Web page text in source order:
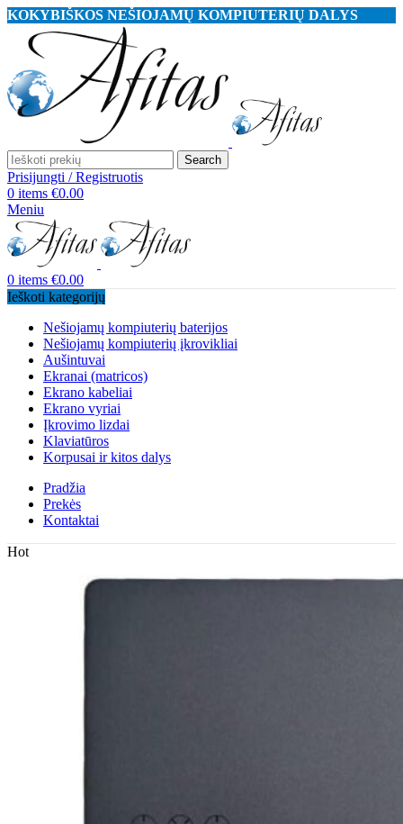
KOKYBIŠKOS NEŠIOJAMŲ KOMPIUTERIŲ DALYS
Search
Prisijungti / Registruotis
0 items €0.00
Meniu
0 items €0.00
Ieškoti kategorijų
Nešiojamų kompiuterių baterijos
Nešiojamų kompiuterių įkrovikliai
Aušintuvai
Ekranai (matricos)
Ekrano kabeliai
Ekrano vyriai
Įkrovimo lizdai
Klaviatūros
Korpusai ir kitos dalys
Pradžia
Prekės
Kontaktai
Hot